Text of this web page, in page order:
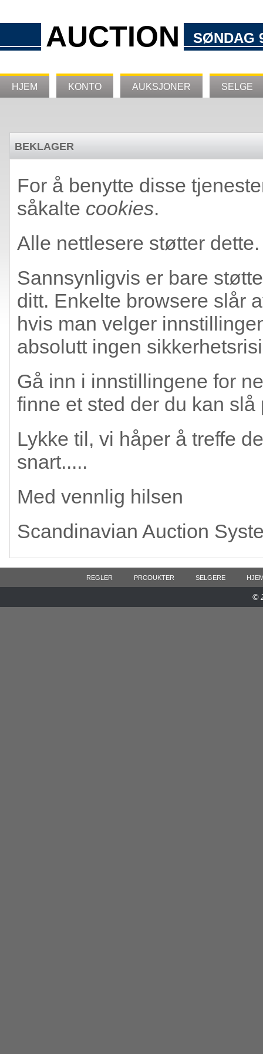
AUCTION SØNDAG
HJEM KONTO AUKSJONER SELGE
BEKLAGER
For å benytte disse
såkalte cookies.
Alle nettlesere støtter dette.
Sannsynligvis er bare
ditt. Enkelte browsere slår
hvis man velger
absolutt ingen
Gå inn i innstillingene for
finne et sted der du kan
Lykke til, vi håper å treffe
snart.....
Med vennlig hilsen
Scandinavian Auction
REGLER PRODUKTER SELGERE
©